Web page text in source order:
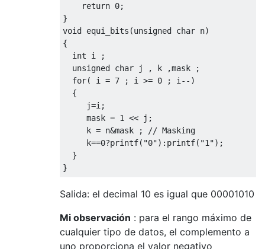
return 0;
}
void equi_bits (unsigned char n)
{
int i
;
unsigned char j , k ,mask
;
for( i = 7 ; i >= 0 ; i --)
{
     j
=i ;
     mask
= 1 << j ;
     k
= n&mask ;
// Masking
     k
==0?printf( "0"): printf( "1");
}
}
Salida: el decimal 10 es igual que 00001010
Mi observación : para el rango máximo de
cualquier tipo de datos, el complemento a
uno proporciona el valor negativo